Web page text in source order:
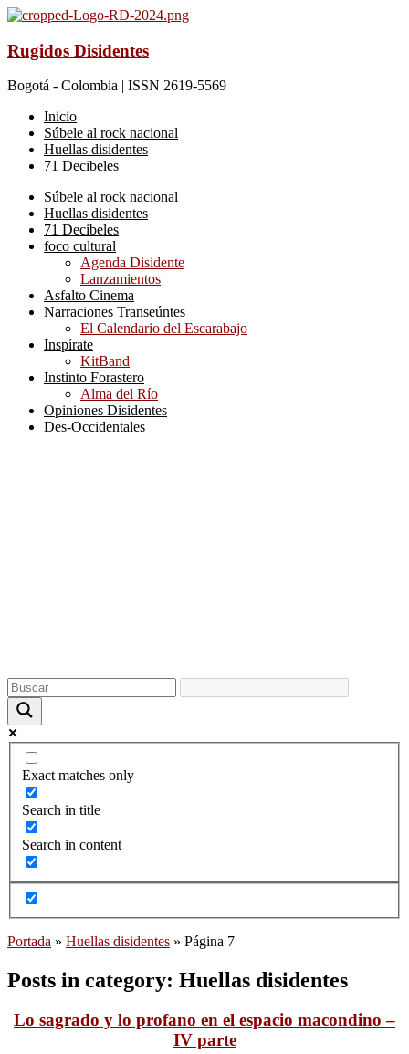
Rugidos Disidentes
Bogotá - Colombia | ISSN 2619-5569
Inicio
Súbele al rock nacional
Huellas disidentes
71 Decibeles
Súbele al rock nacional
Huellas disidentes
71 Decibeles
foco cultural
Agenda Disidente
Lanzamientos
Asfalto Cinema
Narraciones Transeúntes
El Calendario del Escarabajo
Inspírate
KitBand
Instinto Forastero
Alma del Río
Opiniones Disidentes
Des-Occidentales
Exact matches only
Search in title
Search in content
Portada » Huellas disidentes » Página 7
Posts in category: Huellas disidentes
Lo sagrado y lo profano en el espacio macondino –
IV parte